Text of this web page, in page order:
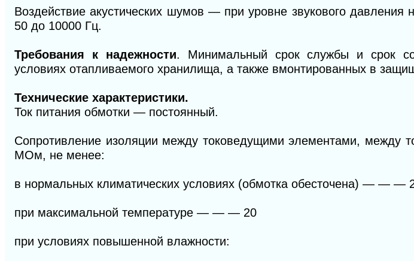
Воздействие акустических шумов — при уровне звукового
50 до 10000 Гц.
Требования к надежности. Минимальный срок службы и срок
условиях отапливаемого хранилища, а также вмонтированных в
Технические характеристики.
Ток питания обмотки — постоянный.
Сопротивление изоляции между токоведущими элементами, между
МОм, не менее:
в нормальных климатических условиях (обмотка обесточена) — — —
при максимальной температуре — — — 20
при условиях повышенной влажности: